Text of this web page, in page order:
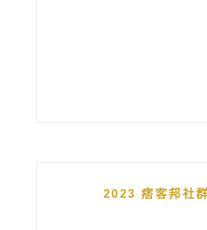
2023 痞客邦社